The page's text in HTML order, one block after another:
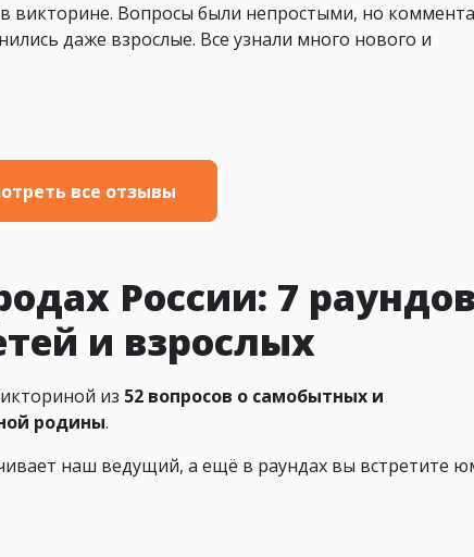
в викторине. Вопросы были непростыми, но
даже взрослые. Все узнали много нового и
все отзывы
России: 7
и взрослых
из 52 вопросов о самобытных и
родины.
наш ведущий, а ещё в раундах вы встретите